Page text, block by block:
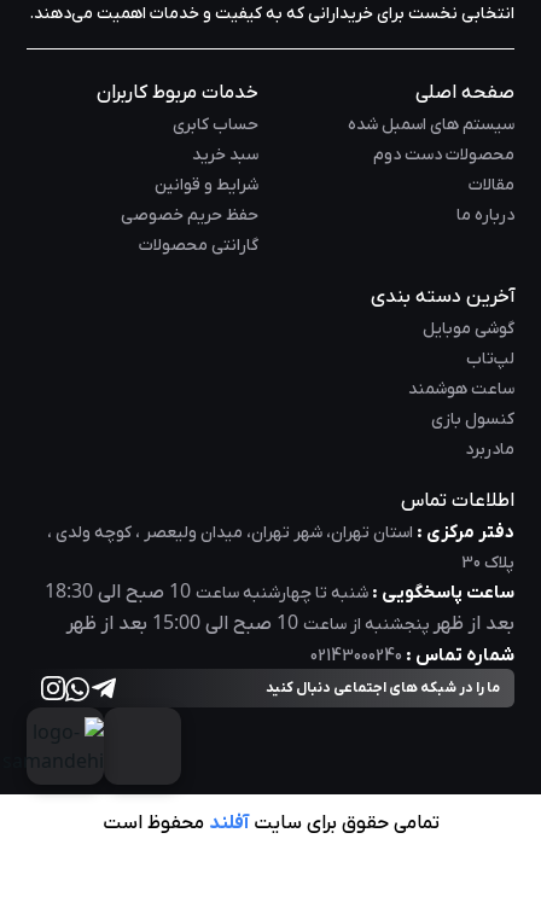
انتخابی نخست برای خریدارانی که به کیفیت و خدمات اهمیت می‌دهند.
صفحه اصلی
سیستم های اسمبل شده
محصولات دست دوم
مقالات
درباره ما
خدمات مربوط کاربران
حساب کابری
سبد خرید
شرایط و قوانین
حفظ حریم خصوصی
گارانتی محصولات
آخرین دسته بندی
گوشی موبایل
لپ‌تاب
ساعت هوشمند
کنسول بازی
مادربرد
اطلاعات تماس
دفتر مرکزی : استان تهران، شهر تهران، میدان ولیعصر ، کوچه ولدی ،
پلاک 30
ساعت پاسخگویی : شنبه تا چهارشنبه ساعت 10 صبح الی18:30
بعد از ظهر پنجشنبه از ساعت 10 صبح الی15:00 بعد از ظهر
شماره تماس : 02143000240
ما را در شبکه های اجتماعی دنبال کنید
تمامی حقوق برای سایتآفلند محفوظ است